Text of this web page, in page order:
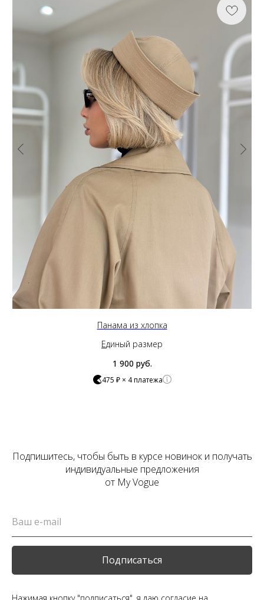
Панама из хлопка
Единый размер
1 900 руб.
475 ₽ × 4 платежа
Подпишитесь, чтобы быть в курсе новинок и получать
индивидуальные предложения
от My Vogue
Подписаться